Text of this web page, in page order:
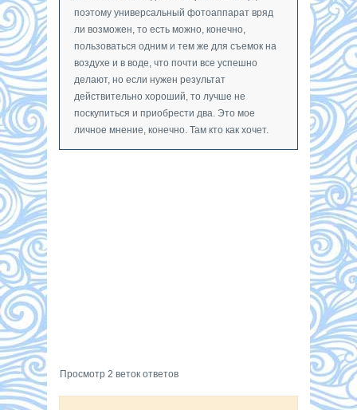
поэтому универсальный фотоаппарат вряд
ли возможен, то есть можно, конечно,
пользоваться одним и тем же для съемок на
воздухе и в воде, что почти все успешно
делают, но если нужен результат
действительно хороший, то лучше не
поскупиться и приобрести два. Это мое
личное мнение, конечно. Там кто как хочет.
Просмотр 2 веток ответов